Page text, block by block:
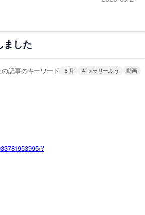
ました
の記事のキーワード ５月 ギャラリーふう 動画
?